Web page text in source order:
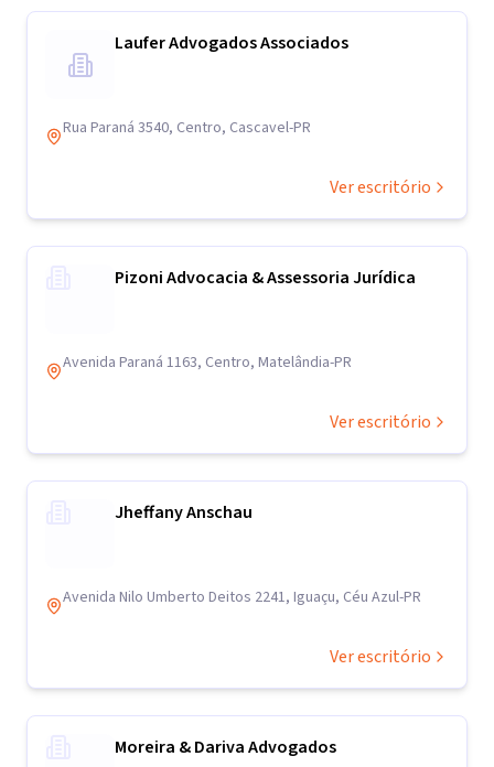
Laufer Advogados Associados
Rua Paraná 3540, Centro, Cascavel-PR
Ver escritório
Pizoni Advocacia & Assessoria Jurídica
Avenida Paraná 1163, Centro, Matelândia-PR
Ver escritório
Jheffany Anschau
Avenida Nilo Umberto Deitos 2241, Iguaçu, Céu Azul-PR
Ver escritório
Moreira & Dariva Advogados